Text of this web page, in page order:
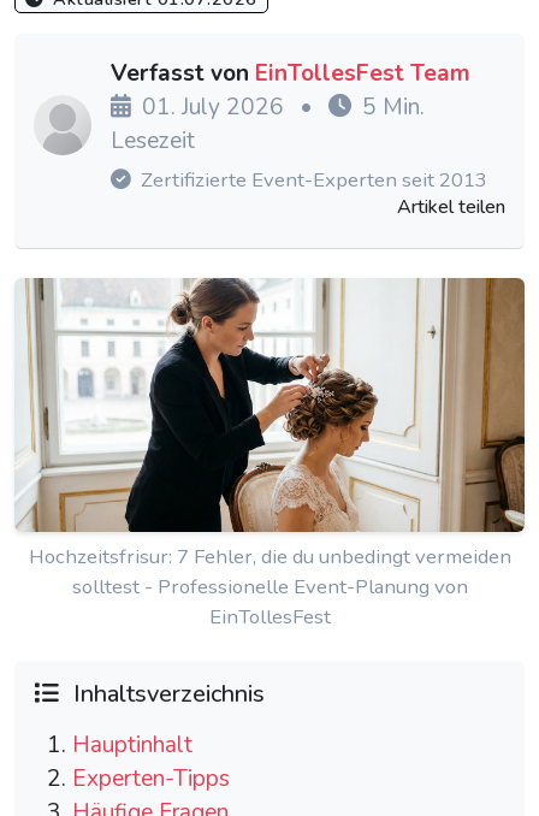
Verfasst von EinTollesFest Team
01. July 2026
•
5 Min.
Lesezeit
Zertifizierte Event-Experten seit 2013
Artikel teilen
Hochzeitsfrisur: 7 Fehler, die du unbedingt vermeiden
solltest - Professionelle Event-Planung von
EinTollesFest
Inhaltsverzeichnis
Hauptinhalt
Experten-Tipps